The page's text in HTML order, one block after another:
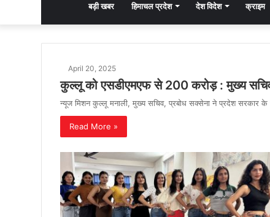
भक्ति
की
भावना
जगाने
को
बड़ी खबर हिमाचल प्रदेश देश विदेश क्राइम
April 20, 2025
कुल्लू को एसडीएमएफ से 200 करोड़ : मुख्य
न्यूज मिशन कुल्लू मनाली, मुख्य सचिव, प्रबोध सक्सेना ने प्रदेश
Read More »